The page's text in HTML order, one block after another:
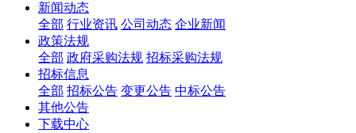
新闻动态
全部 行业资讯 公司动态 企业新闻
政策法规
全部 政府采购法规 招标采购法规
招标信息
全部 招标公告 变更公告 中标公告
其他公告
下载中心